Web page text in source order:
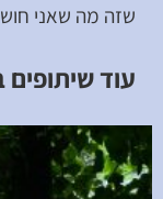
שזה מה שאני
עוד